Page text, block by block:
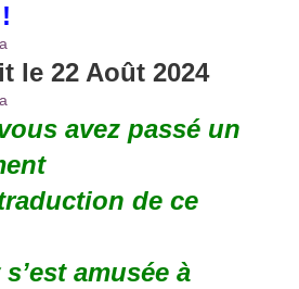
le 22 Août 2024
avez passé un
de ce
amusée à